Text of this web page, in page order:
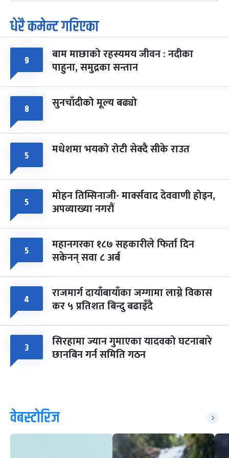
७
आइत
पूर्णिमा व्रत
चैत्र ७, २०८३-
८
सोम
फागुपूर्णिमा
चैत्र ८, २०८३-Mar 22, 2027
७ महिना बाँकी
धेरै कमेन्ट गरिएका
९ बाम माछाको रहस्यमय जीवन : नदीका
पाहुना, समुद्रका सन्तान
८ सुनचाँदीको मूल्य बढ्यो
५ मधेशमा भयको रोटी सेक्दै सीके राउत
५ मोहन तिम्सिनाजी- मार्क्सवाद देववाणी होइन,
अपव्याख्या नगरौं
५ महानगरका १८७ सहकारीले फिर्ता दिन
सकेनन् सवा ८ अर्ब
४ राजमार्ग दायाँबायाँका जग्गामा लाग्ने विकास
कर ५ प्रतिशत बिन्दु बढाइँदै
३ सिरहामा ज्यान गुमाएका यादवको घटनाबारे
छानबिन गर्न समिति गठन
वेबस्टोरिज